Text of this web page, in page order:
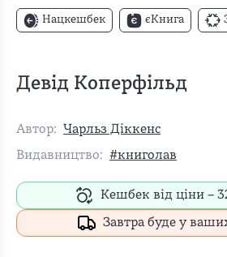
Нацкешбек єКнига
Девід Коперфільд
Автор:
Чарльз Діккенс
Видавництво: #книголав
Кешбек від ціни –
Завтра буде у